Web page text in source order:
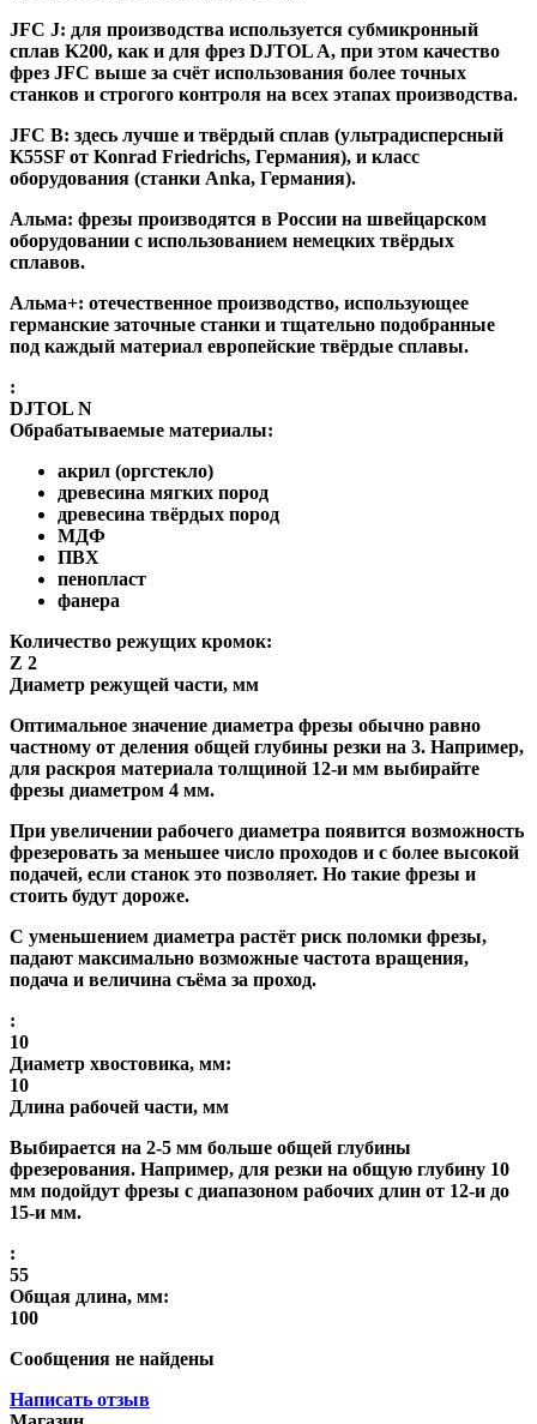
JFC J: для производства используется субмикронный
сплав K200, как и для фрез DJTOL A, при этом качество
фрез JFC выше за счёт использования более точных
станков и строгого контроля на всех этапах производства.
JFC B: здесь лучше и твёрдый сплав (ультрадисперсный
K55SF от Konrad Friedrichs, Германия), и класс
оборудования (станки Anka, Германия).
Альма: фрезы производятся в России на швейцарском
оборудовании с использованием немецких твёрдых
сплавов.
Альма+: отечественное производство, использующее
германские заточные станки и тщательно подобранные
под каждый материал европейские твёрдые сплавы.
:
DJTOL N
Обрабатываемые материалы:
акрил (оргстекло)
древесина мягких пород
древесина твёрдых пород
МДФ
ПВХ
пенопласт
фанера
Количество режущих кромок:
Z 2
Диаметр режущей части, мм
Оптимальное значение диаметра фрезы обычно равно
частному от деления общей глубины резки на 3. Например,
для раскроя материала толщиной 12-и мм выбирайте
фрезы диаметром 4 мм.
При увеличении рабочего диаметра появится возможность
фрезеровать за меньшее число проходов и с более высокой
подачей, если станок это позволяет. Но такие фрезы и
стоить будут дороже.
С уменьшением диаметра растёт риск поломки фрезы,
падают максимально возможные частота вращения,
подача и величина съёма за проход.
:
10
Диаметр хвостовика, мм:
10
Длина рабочей части, мм
Выбирается на 2-5 мм больше общей глубины
фрезерования. Например, для резки на общую глубину 10
мм подойдут фрезы с диапазоном рабочих длин от 12-и до
15-и мм.
:
55
Общая длина, мм:
100
Сообщения не найдены
Написать отзыв